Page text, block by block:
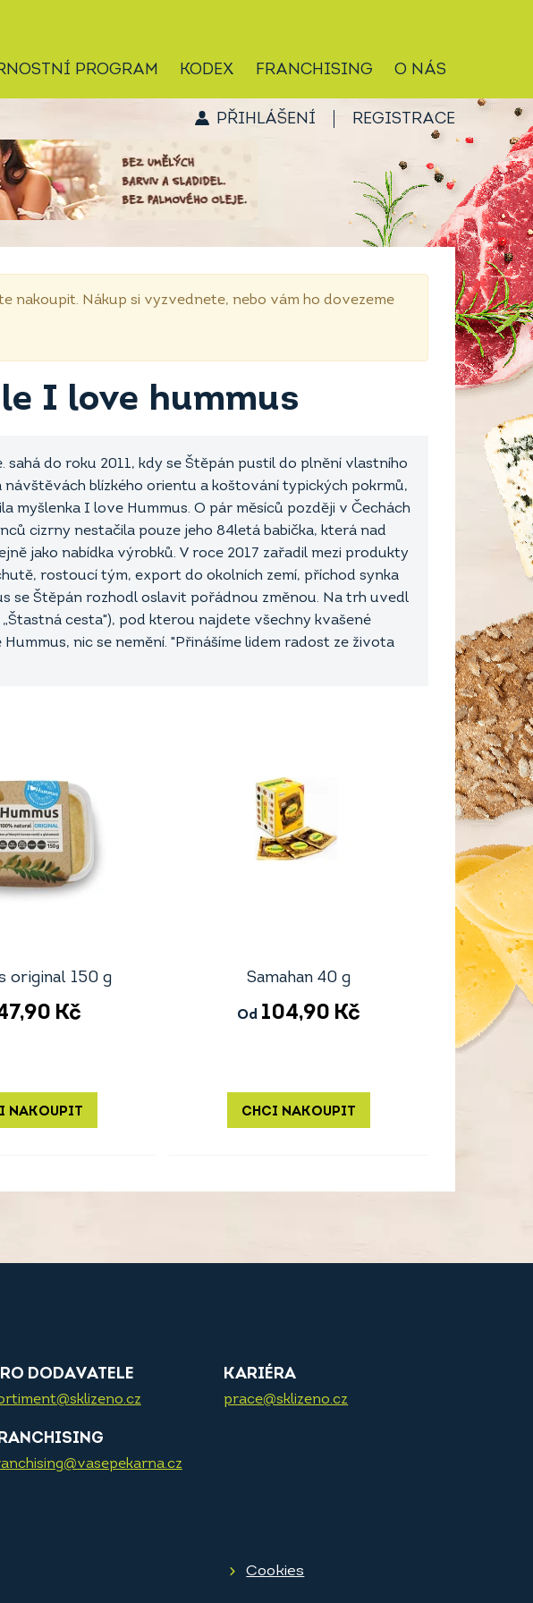
PROGRAM KODEX FRANCHISING O NÁS
PŘIHLÁŠENÍ REGISTRACE
nakoupit. Nákup si vyzvednete, nebo vám ho dovezeme
I love hummus
do roku 2011, kdy se Štěpán pustil do plnění vlastního
návštěvách blízkého orientu a koštování typických pokrmů,
myšlenka I love Hummus. O pár měsíců později v Čechách
cizrny nestačila pouze jeho 84letá babička, která nad
jako nabídka výrobků. V roce 2017 zařadil mezi produkty
rostoucí tým, export do okolních zemí, příchod synka
se Štěpán rozhodl oslavit pořádnou změnou. Na trh uvedl
cesta"), pod kterou najdete všechny kvašené
nic se nemění. "Přinášíme lidem radost ze života
original 150 g
Kč
NAKOUPIT
Samahan 40 g
Od 104,90 Kč
CHCI NAKOUPIT
DODAVATELE KARIÉRA
prace@sklizeno.cz
Cookies